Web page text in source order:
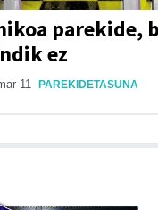
parekide,
ez
11 PAREKIDETASUNA